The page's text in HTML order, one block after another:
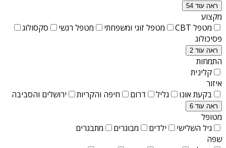
ראה עוד 54
מקצוע
מטפל CBT
מטפל זוגי ומשפחתי מטפל רגשי
סקסולוג
פסיכולוג
ראה עוד 2
התמחות
קלינית
איזור
בקעת אונו
גליל דרום חיפה והקריות ירושלים והסביבה
ראה עוד 6
מטופל
גיל השלישי
ילדים מבוגרים
מתבגרים
שפה